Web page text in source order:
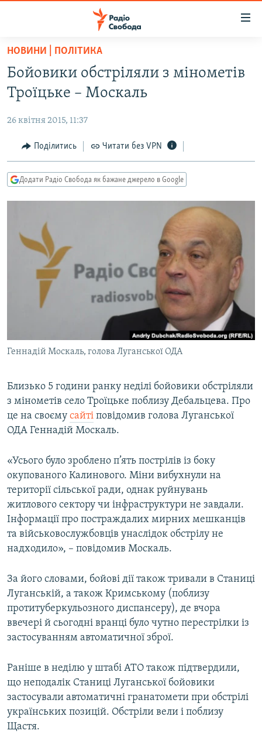
Перейти
основного
матеріалу
Перейти
до
навігації
Перейти
до
РАДІО СВОБОДА – 70 РОКІВ
СТАТТІ
ПОЛІТИКА
ЕКОНОМІКА
КУЛЬТУРА
УКРАЇНА
СВІТ
ВІЙНА
РОСІЙСЬКА «ФІЛЬТРАЦІЯ»
КРИМ.РЕАЛІЇ
СХЕМИ
КИТАЙ.ВИКЛИКИ
МУЛЬТИМЕДІА
РУС
УКР
КТАТ
ДОЛУЧАЙСЯ!
Усі сайти RFE/RL
НОВИНИ | ПОЛІТИКА
Бойовики обстріляли з мінометів
Троїцьке – Москаль
26 квітня 2015, 11:37
Поділитись Читати без VPN
Додати Радіо Свобода як бажане джерело в Google
Геннадій Москаль, голова Луганської ОДА
Близько 5 години ранку неділі бойовики обстріляли
з мінометів село Троїцьке поблизу Дебальцева. Про
це на своєму сайті повідомив голова Луганської
ОДА Геннадій Москаль.
«Усього було зроблено п’ять пострілів із боку
окупованого Калинового. Міни вибухнули на
території сільської ради, однак руйнувань
житлового сектору чи інфраструктури не завдали.
Інформації про постраждалих мирних мешканців
та військовослужбовців унаслідок обстрілу не
надходило», – повідомив Москаль.
За його словами, бойові дії також тривали в Станиці
Луганській, а також Кримському (поблизу
протитуберкульозного диспансеру), де вчора
ввечері й сьогодні вранці було чутно перестрілки із
застосуванням автоматичної зброї.
Раніше в неділю у штабі АТО також підтвердили,
що неподалік Станиці Луганської бойовики
застосували автоматичні гранатомети при обстрілі
українських позицій. Обстріли вели і поблизу
Щастя.